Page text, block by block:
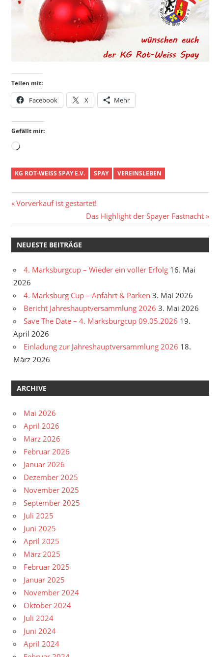
Teilen mit:
Facebook X Mehr
Gefällt mir:
Wird
KG ROT-WEISS SPAY E.V. SPAY VEREINSLEBEN
Beitragsnavigation
Vorheriger
Vorverkauf ist gestartet!
Nächster
Beitrag:
Das Highlight der Spayer Fastnacht
NEUESTE BEITRÄGE
4. Marksburgcup – Wieder ein voller Erfolg 16. Mai
2026
4. Marksburg Cup – Anfahrt & Parken 3. Mai 2026
Bericht Jahreshauptversammlung 2026 3. Mai 2026
Save The Date – 4. Marksburgcup 09.05.2026 19.
April 2026
Einladung zur Jahreshauptversammlung 2026 18.
März 2026
ARCHIVE
Mai 2026
April 2026
März 2026
Februar 2026
Januar 2026
Dezember 2025
November 2025
September 2025
Juli 2025
Juni 2025
April 2025
März 2025
Februar 2025
Januar 2025
November 2024
Oktober 2024
Juli 2024
Juni 2024
April 2024